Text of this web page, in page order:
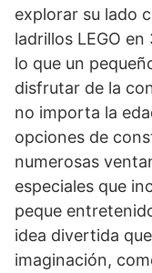
explorar su lado
ladrillos LEGO
lo que un
disfrutar de la
no importa la
opciones de
numerosas
especiales que
peque
idea divertida
imaginación,